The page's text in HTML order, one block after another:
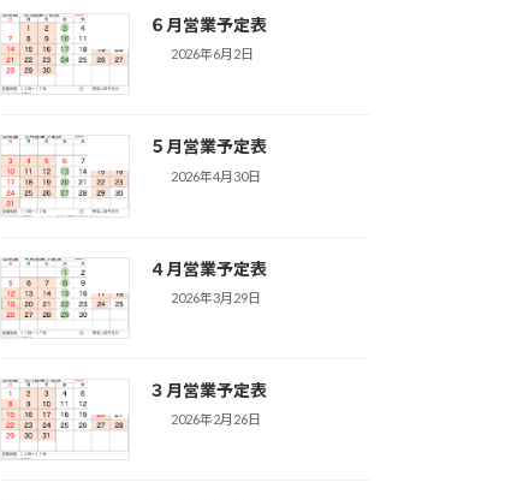
６月営業予定表
2026年6月2日
５月営業予定表
2026年4月30日
４月営業予定表
2026年3月29日
３月営業予定表
2026年2月26日